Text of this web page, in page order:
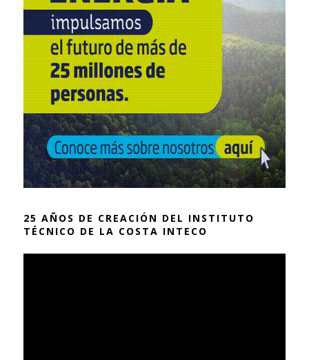
25 AÑOS DE CREACIÓN DEL INSTITUTO
TÉCNICO DE LA COSTA INTECO